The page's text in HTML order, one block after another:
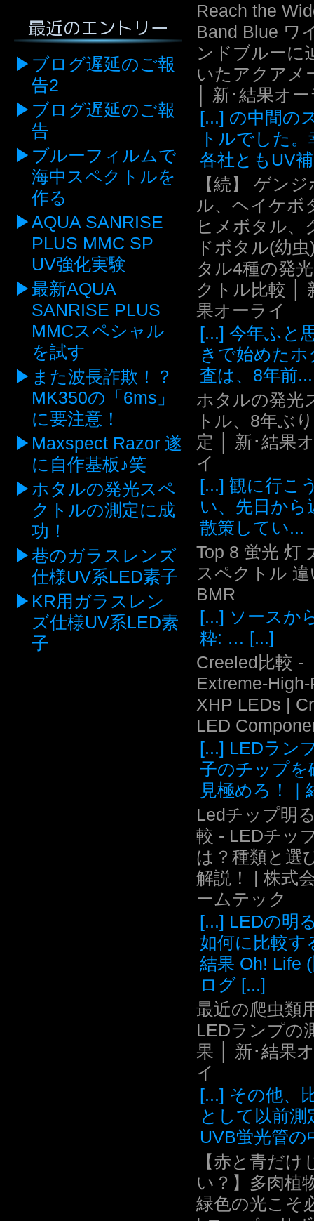
最近のエントリー
ブログ遅延のご報
告2
ブログ遅延のご報
告
ブルーフィルムで
海中スペクトルを
作る
AQUA SANRISE
PLUS MMC SP
UV強化実験
最新AQUA
SANRISE PLUS
MMCスペシャル
を試す
また波長詐欺！？
MK350の「6ms」
に要注意！
Maxspect Razor 遂
に自作基板♪笑
ホタルの発光スペ
クトルの測定に成
功！
巷のガラスレンズ
仕様UV系LED素子
KR用ガラスレン
ズ仕様UV系LED素
子
Reach the
Band Blue ワ
ンドブルーに
いたアクアメ
│ 新･結果オ
[...] の中間の
トルでした
各社ともUV
【続】 ゲン
ル、ヘイケボ
ヒメボタル、
ドボタル(幼
タル4種の発
クトル比較 │
果オーライ
[...] 今年ふと
きで始めたホ
査は、8年前...
ホタルの発光
トル、8年ぶ
定 │ 新･結果
イ
[...] 観に行こ
い、先日から
散策してい...
Top 8 蛍光 灯
スペクトル 違
BMR
[...] ソースか
粋: … [...]
Creeled比較 -
Extreme-
XHP LEDs |
LED
[...] LEDラン
子のチップを
見極めろ！｜
Ledチップ明
較 - LEDチッ
は？種類と選
解説！ | 株式
ームテック
[...] LEDの明
如何に比較す
結果 Oh! Life
ログ [...]
最近の爬虫類
LEDランプの
果 │ 新･結果
イ
[...] その他、
として以前測
UVB蛍光管の
【赤と青だけ
い？】多肉植
緑色の光こそ